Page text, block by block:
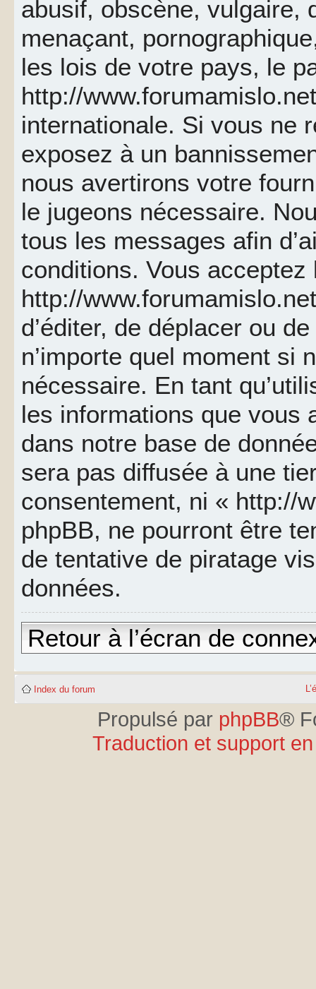
abusif, obscène, vulgaire,
menaçant,
les lois de votre pays, le
http://
internationale. Si vous ne
exposez à un
nous avertirons votre
le jugeons nécessaire.
tous les messages afin
conditions. Vous acceptez
http://
d’éditer, de déplacer ou
n’importe quel moment si
nécessaire. En tant
les informations que vous
dans notre base de
sera pas diffusée à une
consentement, ni « http://
phpBB, ne pourront être
de tentative de piratage
données.
Retour à l’écran de
Index du forum
Propulsé par phpBB®
Traduction et support